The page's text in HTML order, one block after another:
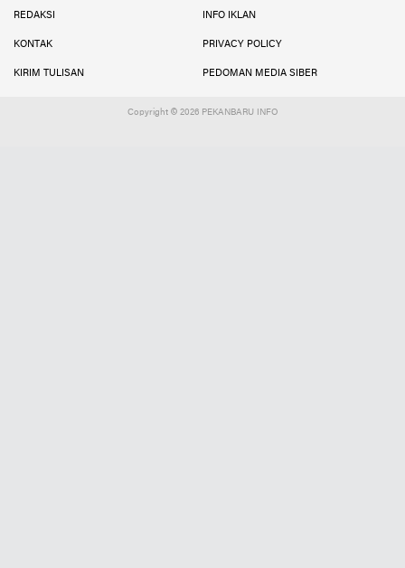
REDAKSI INFO IKLAN
KONTAK PRIVACY POLICY
KIRIM TULISAN PEDOMAN MEDIA SIBER
Copyright © 2026 PEKANBARU INFO